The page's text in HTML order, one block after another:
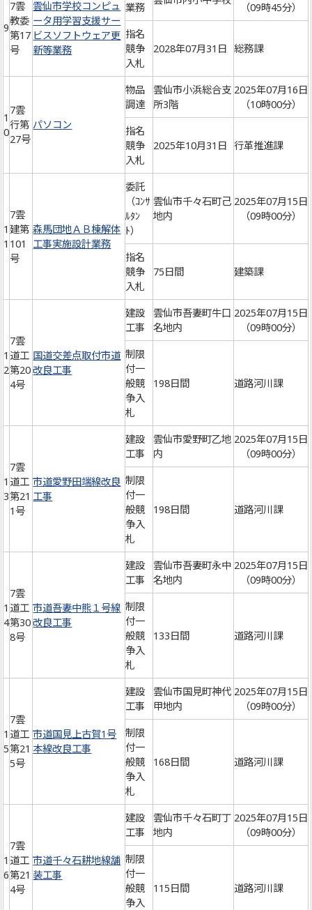
9
7雲
教委
第17
号
雲仙市学校コンピュ
ータ用学習支援サー
ビスソフトウェア更
新等業務
業務
（09時45分）
指名
競争
入札
2028年07月31日 総務課
1
0
7雲
行第
27号
パソコン
物品
調達
雲仙市小浜総合支
所3階
2025年07月16日
（10時00分）
指名
競争
入札
2025年10月31日 行革推進課
1
1
7雲
建第
101
号
森馬団地ＡＢ棟解体
工事実施設計業務
委託
（ｺﾝｻ
ﾙﾀﾝ
ﾄ）
雲仙市千々石町己
地内
2025年07月15日
（09時00分）
指名
競争
入札
75日間 建築課
1
2
7雲
道工
第20
4号
国道交差点取付市道
改良工事
建設
工事
雲仙市吾妻町牛口
名地内
2025年07月15日
（09時00分）
制限
付一
般競
争入
札
198日間 道路河川課
1
3
7雲
道工
第21
1号
市道愛野田端線改良
工事
建設
工事
雲仙市愛野町乙地
内
2025年07月15日
（09時00分）
制限
付一
般競
争入
札
198日間 道路河川課
1
4
7雲
道工
第30
8号
市道吾妻中熊１号線
改良工事
建設
工事
雲仙市吾妻町永中
名地内
2025年07月15日
（09時00分）
制限
付一
般競
争入
札
133日間 道路河川課
1
5
7雲
道工
第21
5号
市道国見上古賀1号
本線改良工事
建設
工事
雲仙市国見町神代
甲地内
2025年07月15日
（09時00分）
制限
付一
般競
争入
札
168日間 道路河川課
1
6
7雲
道工
第21
4号
市道千々石耕地線舗
装工事
建設
工事
雲仙市千々石町丁
地内
2025年07月15日
（09時00分）
制限
付一
般競
争入
115日間 道路河川課